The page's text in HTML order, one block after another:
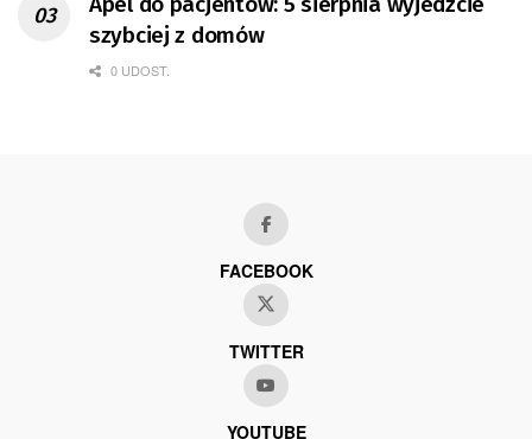
szybciej z domów
0 UDOST.
FACEBOOK
TWITTER
YOUTUBE